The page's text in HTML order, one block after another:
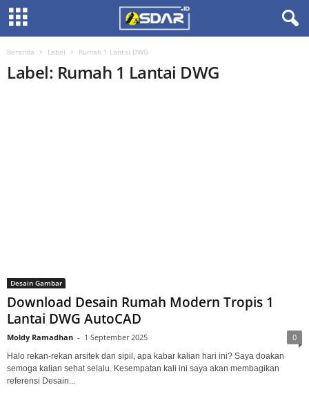
Beranda Label Rumah 1 Lantai DWG
Label: Rumah 1 Lantai DWG
Desain Gambar
Download Desain Rumah Modern Tropis 1
Lantai DWG AutoCAD
Moldy Ramadhan - 1 September 2025 0
Halo rekan-rekan arsitek dan sipil, apa kabar kalian hari ini? Saya doakan
semoga kalian sehat selalu. Kesempatan kali ini saya akan membagikan
referensi Desain...